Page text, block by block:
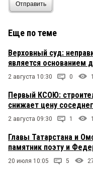
Отправить
Еще по теме
Верховный суд:
является основанием
2 августа 10:30 0
Первый КСОЮ:
снижает цену
2 августа 09:30 1
Главы Татарстана и
памятник поэту и
20 июля 10:05 5